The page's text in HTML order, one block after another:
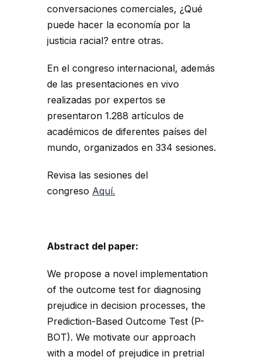
conversaciones comerciales, ¿Qué
puede hacer la economía por la
justicia racial? entre otras.
En el congreso internacional, además
de las presentaciones en vivo
realizadas por expertos se
presentaron 1.288 artículos de
académicos de diferentes países del
mundo, organizados en 334 sesiones.
Revisa las sesiones del
congreso Aquí.
Abstract del paper:
We propose a novel implementation
of the outcome test for diagnosing
prejudice in decision processes, the
Prediction-Based Outcome Test (P-
BOT). We motivate our approach
with a model of prejudice in pretrial